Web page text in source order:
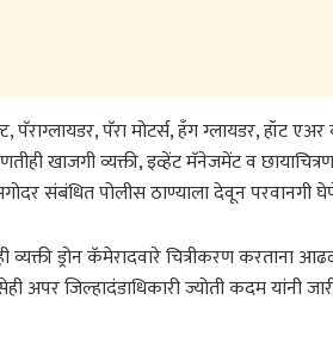
पॅराग्लायडर, पॅरा मोटर्स, हँग ग्लायडर, हॉट
खाजगी व्यक्ती, इव्हेंट मॅनेजमेंट व
अगोदर संबंधित पोलीस ठाण्याला देवून
ड्रोन कॅमेरादवारे चित्रीकरण करताना
अपर जिल्हादंडाधिकारी ज्योती कदम यांनी